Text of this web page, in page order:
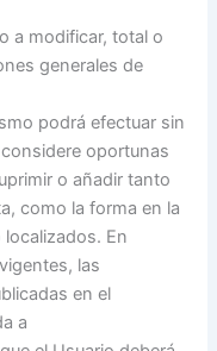
a modificar, total o
generales de
podrá efectuar sin
oportunas
o añadir tanto
como la forma en la
En
las
en el
a